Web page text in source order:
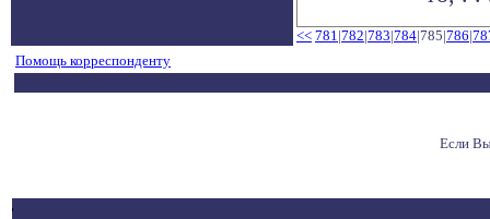
<< 781|782|783|784|785|786|
Помощь корреспонденту
Если